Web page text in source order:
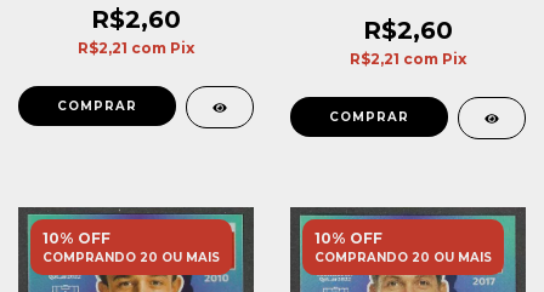
R$2,60
R$2,21 com Pix
R$2,60
R$2,21 com Pix
10% OFF
COMPRANDO 20 OU MAIS
10% OFF
COMPRANDO 20 OU MAIS